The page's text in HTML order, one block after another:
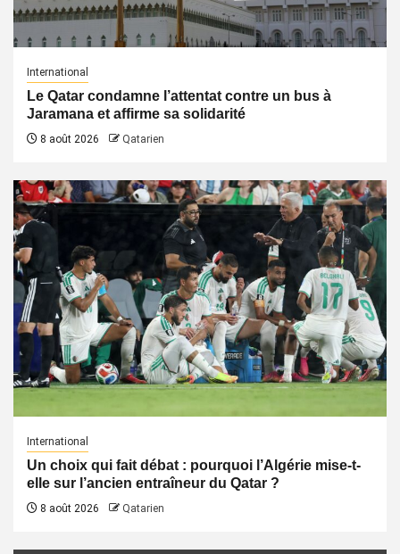
International
Le Qatar condamne l’attentat contre un bus à
Jaramana et affirme sa solidarité
8 août 2026 Qatarien
International
Un choix qui fait débat : pourquoi l’Algérie mise-t-
elle sur l’ancien entraîneur du Qatar ?
8 août 2026 Qatarien